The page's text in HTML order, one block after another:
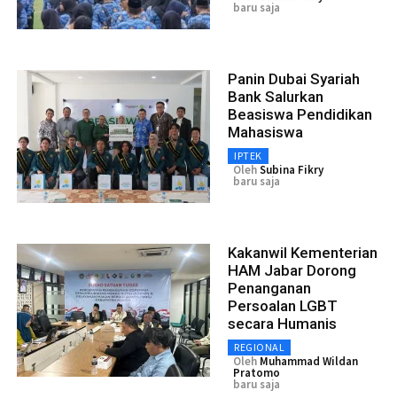
baru saja
Panin Dubai Syariah
Bank Salurkan
Beasiswa Pendidikan
Mahasiswa
IPTEK
OlehSubina Fikry
baru saja
Kakanwil Kementerian
HAM Jabar Dorong
Penanganan
Persoalan LGBT
secara Humanis
REGIONAL
Oleh Muhammad Wildan
Pratomo
baru saja